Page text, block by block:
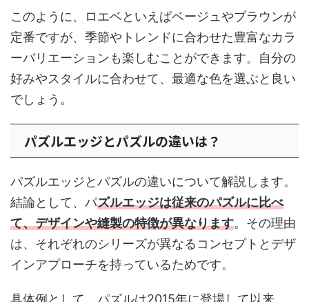
このように、ロエベといえばベージュやブラウンが
定番ですが、季節やトレンドに合わせた豊富なカラ
ーバリエーションも楽しむことができます。自分の
好みやスタイルに合わせて、最適な色を選ぶと良い
でしょう。
パズルエッジとパズルの違いは？
パズルエッジとパズルの違いについて解説します。
結論として、パズルエッジは従来のパズルに比べ
て、デザインや縫製の特徴が異なります。その理由
は、それぞれのシリーズが異なるコンセプトとデザ
インアプローチを持っているためです。
具体例として、パズルは2015年に登場して以来、